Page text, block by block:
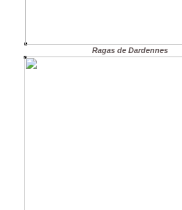
Ragas de Dardennes